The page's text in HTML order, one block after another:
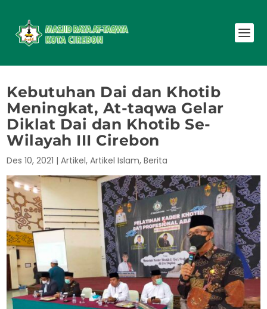
Kebutuhan Dai dan Khotib
Meningkat, At-taqwa Gelar
Diklat Dai dan Khotib Se-
Wilayah III Cirebon
Des 10, 2021 |Artikel,Artikel Islam,Berita